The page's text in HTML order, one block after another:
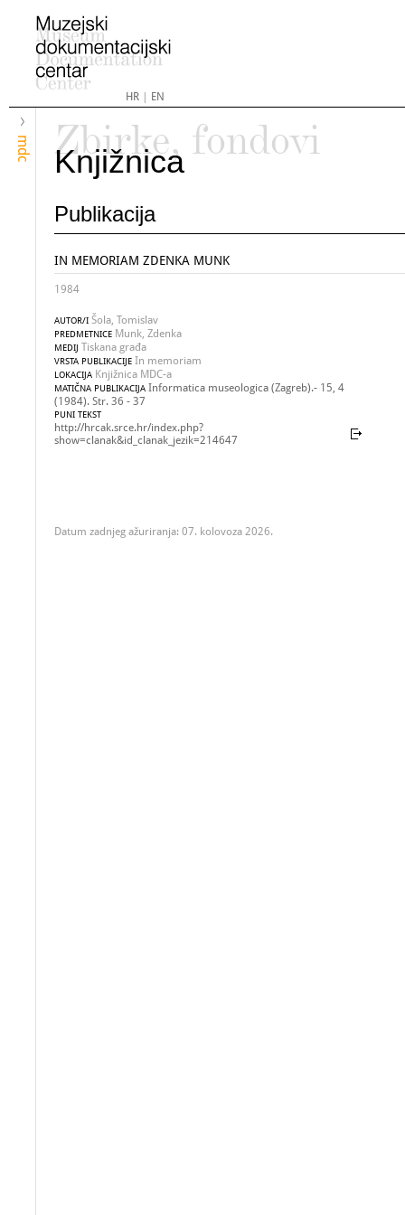
HR| EN
mdc
Zbirke, fondovi
Knjižnica
Publikacija
IN MEMORIAM ZDENKA MUNK
1984
AUTOR/I Šola, Tomislav
PREDMETNICE Munk, Zdenka
MEDIJ Tiskana građa
VRSTA PUBLIKACIJE In memoriam
LOKACIJA Knjižnica MDC-a
MATIČNA PUBLIKACIJA Informatica museologica (Zagreb).- 15, 4
(1984). Str. 36 - 37
PUNI TEKST
http://hrcak.srce.hr/index.php?
show=clanak&id_clanak_jezik=214647
Datum zadnjeg ažuriranja: 07. kolovoza 2026.